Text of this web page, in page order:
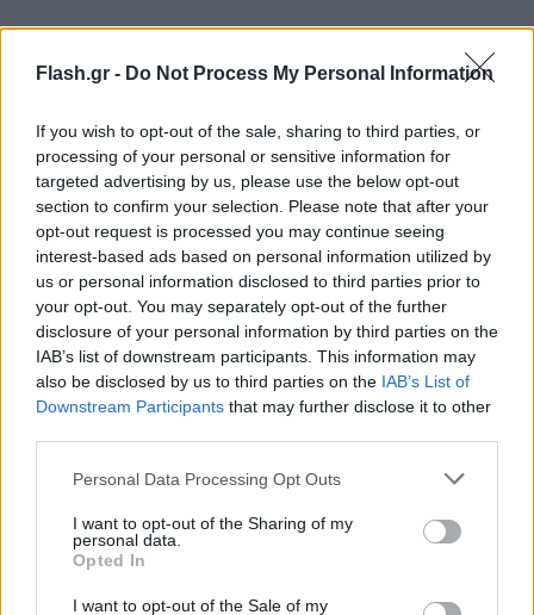
Flash.gr - Do Not Process My Personal Information
If you wish to opt-out of the sale, sharing to third parties, or
processing of your personal or sensitive information for
targeted advertising by us, please use the below opt-out
section to confirm your selection. Please note that after your
opt-out request is processed you may continue seeing
interest-based ads based on personal information utilized by
us or personal information disclosed to third parties prior to
your opt-out. You may separately opt-out of the further
disclosure of your personal information by third parties on the
IAB’s list of downstream participants. This information may
also be disclosed by us to third parties on the IAB’s List of
Downstream Participants that may further disclose it to other
Please note that this website/app uses one or more Google
not limited to your visit or usage behaviour. You may click to
grant or deny consent to Google and its third-party tags to
use your data for below specified purposes in below Google
consent section.
Personal Data Processing Opt Outs
I want to opt-out of the Sharing of my
personal data.
Opted In
I want to opt-out of the Sale of my
Τρομακτική ανάλυση για τη φωτιά στην
Αττικοβοιωτία: Απελευθέρωσε ενέργεια 6
ατομικών βομβών Χιροσίμα